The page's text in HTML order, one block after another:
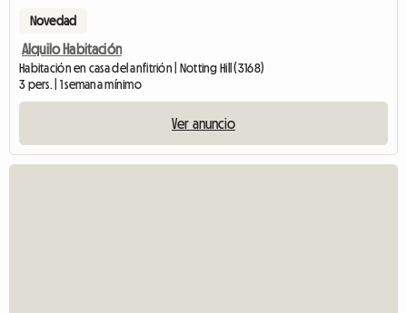
Novedad
Alquilo Habitación
Habitación en casa del anfitrión | Notting Hill (3168)
3 pers. | 1 semana mínimo
Ver anuncio